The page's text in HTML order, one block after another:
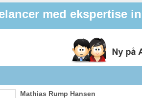
med ekspertise
Mathias Rump Hansen